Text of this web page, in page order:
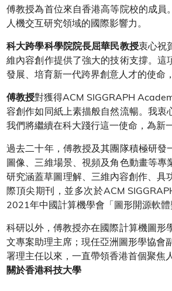
傅教授為首位來自香港高等院校的成
人機交互研究領域的國際影響力。
科大跨學科學院院長屈華民教授衷心祝
維內容創作提供了強大的技術支撐。
發展、培育新一代跨界創意人才的使命
傅教授對獲得ACM SIGGRAPH
容創作如同紙上素描般自然流暢。我衷
我們將繼續在科大踐行這一使命，為新
過去二十年，傅教授及其團隊積極研
圖像、三維場景、視頻及角色動畫等
研究涵蓋草圖理解、三維內容創作、
際頂尖期刊，並多次於ACM
2021年中國計算機學會「圖形開源軟
科研以外，傅教授亦在國際計算機圖
文專案助理主席；現任亞洲圖形學協會
署理主任以來，一直帶領香港首個聚焦
關於香港科技大學